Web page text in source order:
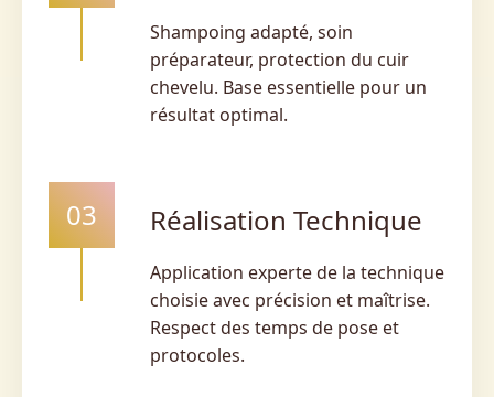
Shampoing adapté, soin
préparateur, protection du cuir
chevelu. Base essentielle pour un
résultat optimal.
03 Réalisation Technique
Application experte de la technique
choisie avec précision et maîtrise.
Respect des temps de pose et
protocoles.